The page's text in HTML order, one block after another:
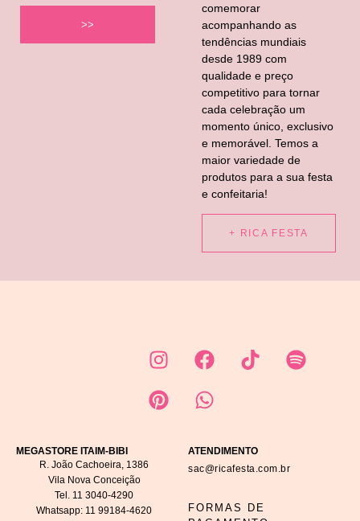
>>
comemorar
acompanhando as
tendências mundiais
desde 1989 com
qualidade e preço
competitivo para tornar
cada celebração um
momento único, exclusivo
e memorável. Temos a
maior variedade de
produtos para a sua festa
e confeitaria!
+ RICA FESTA
MEGASTORE ITAIM-BIBI
R. João Cachoeira, 1386
Vila Nova Conceição
Tel. 11 3040-4290
Whatsapp: 11 99184-4620
ATENDIMENTO
sac@ricafesta.com.br
FORMAS DE